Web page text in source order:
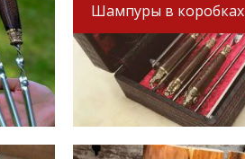
Шампуры в коробках